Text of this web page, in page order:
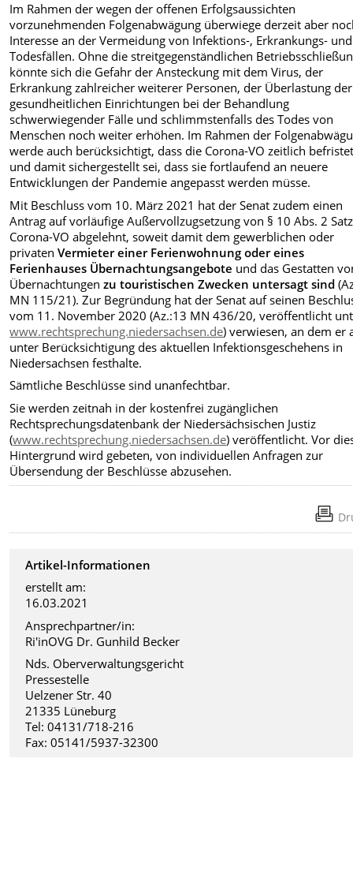
Im Rahmen der wegen der offenen Erfolgsaussichten
vorzunehmenden Folgenabwägung überwiege derzeit aber
Interesse an der Vermeidung von Infektions-, Erkrankungs- und
Todesfällen. Ohne die streitgegenständlichen
könnte sich die Gefahr der Ansteckung mit dem Virus, der
Erkrankung zahlreicher weiterer Personen, der Überlastung der
gesundheitlichen Einrichtungen bei der Behandlung
schwerwiegender Fälle und schlimmstenfalls des Todes von
Menschen noch weiter erhöhen. Im Rahmen der
werde auch berücksichtigt, dass die Corona-VO zeitlich
und damit sichergestellt sei, dass sie fortlaufend an neuere
Entwicklungen der Pandemie angepasst werden müsse.
Mit Beschluss vom 10. März 2021 hat der Senat zudem einen
Antrag auf vorläufige Außervollzugsetzung von § 10 Abs. 2
Corona-VO abgelehnt, soweit damit dem gewerblichen oder
privaten Vermieter einer Ferienwohnung oder eines
Ferienhauses Übernachtungsangebote und das Gestatten
Übernachtungen zu touristischen Zwecken untersagt sind
MN 115/21). Zur Begründung hat der Senat auf seinen
vom 11. November 2020 (Az.:13 MN 436/20, veröffentlicht
www.rechtsprechung.niedersachsen.de) verwiesen, an dem er
unter Berücksichtigung des aktuellen Infektionsgeschehens in
Niedersachsen festhalte.
Sämtliche Beschlüsse sind unanfechtbar.
Sie werden zeitnah in der kostenfrei zugänglichen
Rechtsprechungsdatenbank der Niedersächsischen Justiz
(www.rechtsprechung.niedersachsen.de) veröffentlicht. Vor
Hintergrund wird gebeten, von individuellen Anfragen zur
Übersendung der Beschlüsse abzusehen.
Artikel-Informationen
erstellt am:
16.03.2021
Ansprechpartner/in:
Ri'inOVG Dr. Gunhild Becker
Nds. Oberverwaltungsgericht
Pressestelle
Uelzener Str. 40
21335 Lüneburg
Tel: 04131/718-216
Fax: 05141/5937-32300